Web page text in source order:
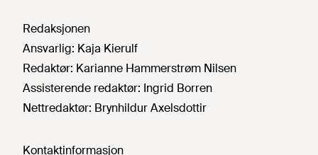
Redaksjonen
Ansvarlig: Kaja Kierulf
Redaktør: Karianne Hammerstrøm Nilsen
Assisterende redaktør: Ingrid Borren
Nettredaktør: Brynhildur Axelsdottir
Kontaktinformasjon